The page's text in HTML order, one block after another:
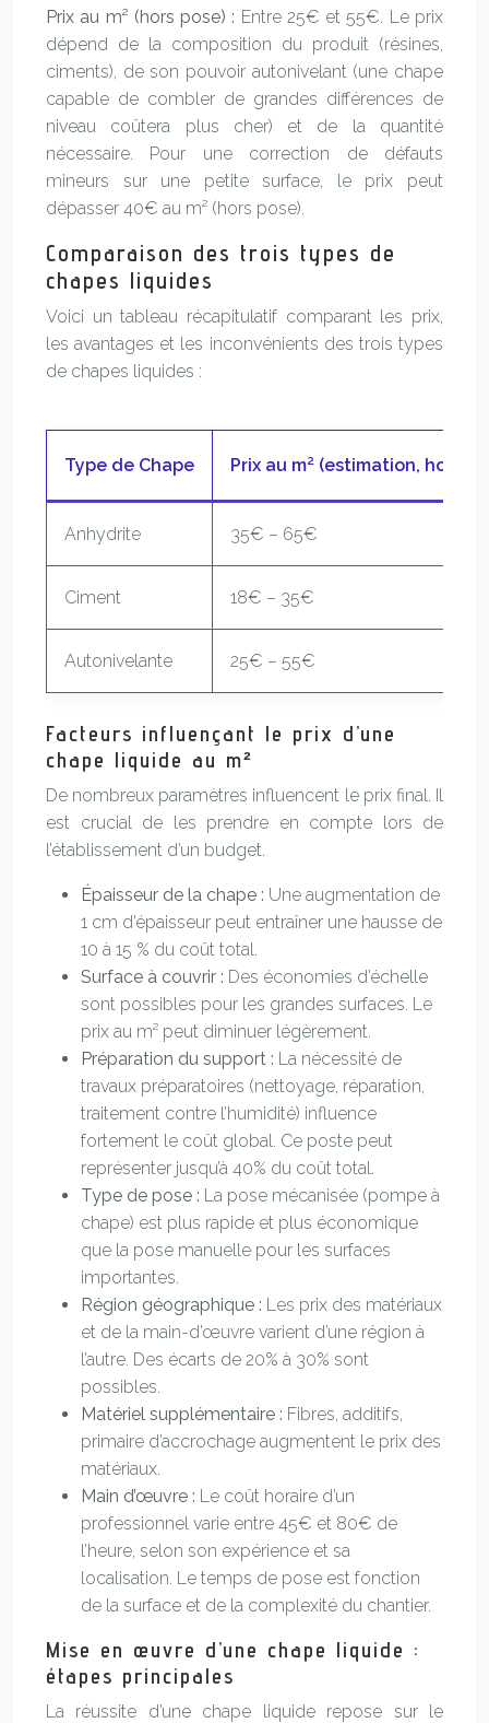
Prix au m² (hors pose) : Entre 25€ et 55€. Le prix
dépend de la composition du produit (résines,
ciments), de son pouvoir autonivelant (une chape
capable de combler de grandes différences de
niveau coûtera plus cher) et de la quantité
nécessaire. Pour une correction de défauts
mineurs sur une petite surface, le prix peut
dépasser 40€ au m² (hors pose).
Comparaison des trois types de
chapes liquides
Voici un tableau récapitulatif comparant les prix,
les avantages et les inconvénients des trois types
de chapes liquides :
Type de Chape Prix au m² (estimation, hors
Anhydrite 35€ – 65€
Ciment 18€ – 35€
Autonivelante 25€ – 55€
Facteurs influençant le prix d’une
chape liquide au m²
De nombreux paramètres influencent le prix final. Il
est crucial de les prendre en compte lors de
l’établissement d’un budget.
Épaisseur de la chape : Une augmentation de
1 cm d’épaisseur peut entraîner une hausse de
10 à 15 % du coût total.
Surface à couvrir : Des économies d’échelle
sont possibles pour les grandes surfaces. Le
prix au m² peut diminuer légèrement.
Préparation du support : La nécessité de
travaux préparatoires (nettoyage, réparation,
traitement contre l’humidité) influence
fortement le coût global. Ce poste peut
représenter jusqu’à 40% du coût total.
Type de pose : La pose mécanisée (pompe à
chape) est plus rapide et plus économique
que la pose manuelle pour les surfaces
importantes.
Région géographique : Les prix des matériaux
et de la main-d’œuvre varient d’une région à
l’autre. Des écarts de 20% à 30% sont
possibles.
Matériel supplémentaire : Fibres, additifs,
primaire d’accrochage augmentent le prix des
matériaux.
Main d’œuvre : Le coût horaire d’un
professionnel varie entre 45€ et 80€ de
l’heure, selon son expérience et sa
localisation. Le temps de pose est fonction
de la surface et de la complexité du chantier.
Mise en œuvre d’une chape liquide :
étapes principales
La réussite d’une chape liquide repose sur le